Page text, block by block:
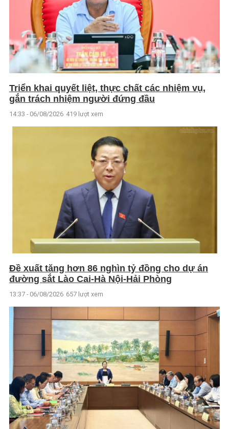
Triển khai quyết liệt, thực chất các nhiệm vụ,
gắn trách nhiệm người đứng đầu
14:33 - 06/08/2026 419 lượt xem
Đề xuất tăng hơn 86 nghìn tỷ đồng cho dự án
đường sắt Lào Cai-Hà Nội-Hải Phòng
13:37 - 06/08/2026 657 lượt xem